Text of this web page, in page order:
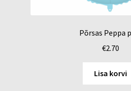
Põrsas Peppa
€2.70
Lisa korvi